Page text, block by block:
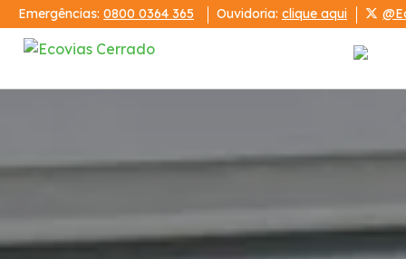
Emergências: 0800 0364 365 Ouvidoria: clique aqui
Ecovias Cerrado